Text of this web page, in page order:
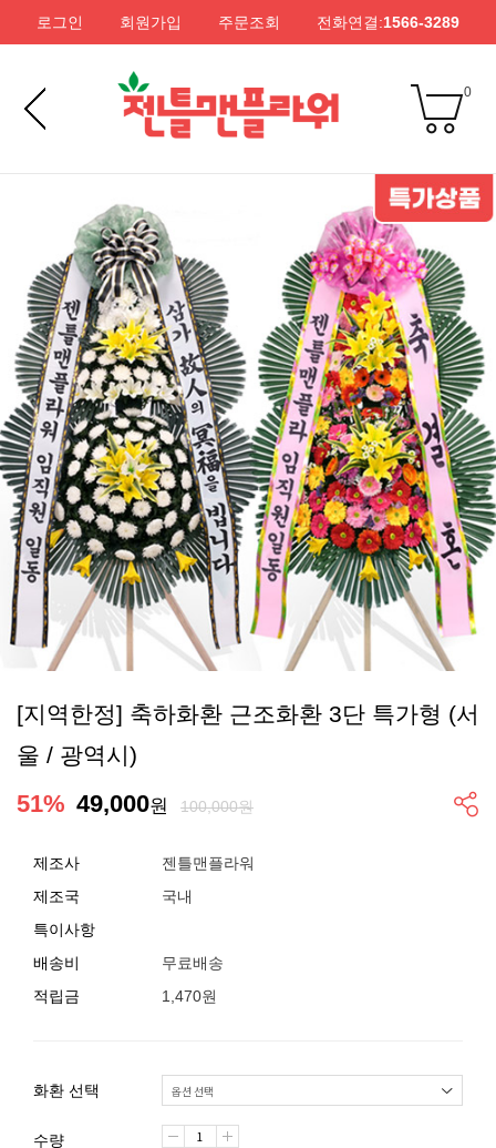
로그인 회원가입 주문조회 전화연결:1566-3289
0
[지역한정] 축하화환 근조화환 3단 특가형 (서
울 / 광역시)
51% 49,000원 100,000원
제조사
젠틀맨플라워
제조국
국내
특이사항
배송비
무료배송
적립금
1,470원
화환 선택
수량